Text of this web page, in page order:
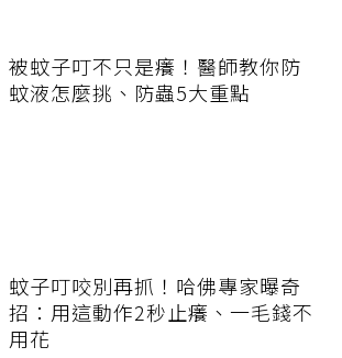
被蚊子叮不只是癢！醫師教你防
蚊液怎麼挑、防蟲5大重點
蚊子叮咬別再抓！哈佛專家曝奇
招：用這動作2秒止癢、一毛錢不
用花